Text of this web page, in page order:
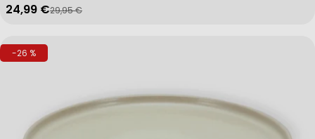
Verkaufspreis
24,99 €
Regulärer Preis
29,95 €
-26 %